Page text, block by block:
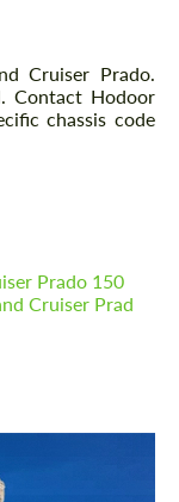
Cruiser Prado.
Contact Hodoor
chassis code
Prado 150
Cruiser Prad